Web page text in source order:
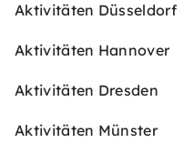
Aktivitäten Düsseldorf
Aktivitäten Hannover
Aktivitäten Dresden
Aktivitäten Münster